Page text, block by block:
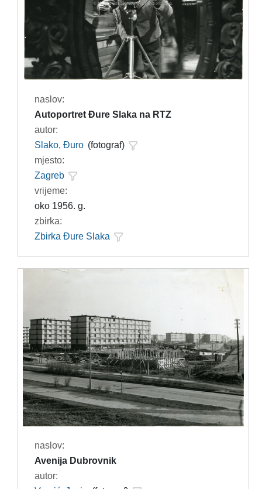
naslov:
Autoportret Đure Slaka na RTZ
autor:
Slako, Đuro (fotograf)
mjesto:
Zagreb
vrijeme:
oko 1956. g.
zbirka:
Zbirka Đure Slaka
naslov:
Avenija Dubrovnik
autor: